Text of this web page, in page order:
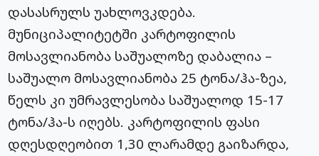
დასასრულს უახლოვკდება.
მუნიციპალიტეტში კარტოფილის
მოსავლიანობა საშუალოზე დაბალია –
საშუალო მოსავლიანობა 25 ტონა/ჰა-ზეა,
წელს კი უმრავლესობა საშუალოდ 15-17
ტონა/ჰა-ს იღებს. კარტოფილის ფასი
დღესდღეობით 1,30 ლარამდე გაიზარდა,